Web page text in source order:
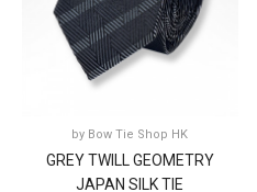
by Bow Tie Shop HK
GREY TWILL GEOMETRY
JAPAN SILK TIE